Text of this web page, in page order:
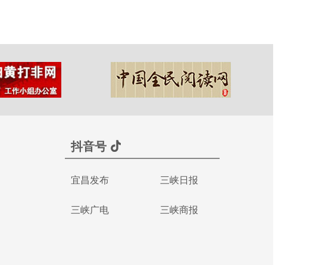
抖音号
宜昌发布 三峡日报
三峡广电 三峡商报